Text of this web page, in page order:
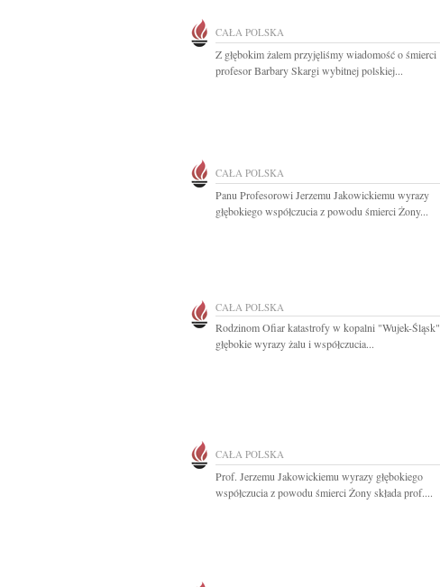
CAŁA POLSKA
Z głębokim żalem przyjęliśmy wiadomość o śmierci
profesor Barbary Skargi wybitnej polskiej...
CAŁA POLSKA
Panu Profesorowi Jerzemu Jakowickiemu wyrazy
głębokiego współczucia z powodu śmierci Żony...
CAŁA POLSKA
Rodzinom Ofiar katastrofy w kopalni "Wujek-Śląsk"
głębokie wyrazy żalu i współczucia...
CAŁA POLSKA
Prof. Jerzemu Jakowickiemu wyrazy głębokiego
współczucia z powodu śmierci Żony składa prof....